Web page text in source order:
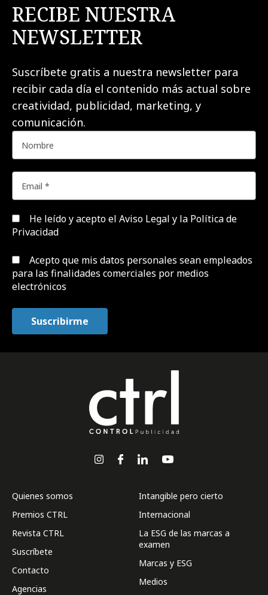
RECIBE NUESTRA
NEWSLETTER
Suscríbete gratis a nuestra newsletter para
recibir cada día el contenido más actual sobre
creatividad, publicidad, marketing, y
comunicación.
He leído y acepto el Aviso Legal y la Política de
Privacidad
Acepto que mis datos personales sean empleados
para las finalidades comerciales por medios
electrónicos
Quienes somos
Premios CTRL
Revista CTRL
Suscríbete
Contacto
Agencias
Intangible pero cierto
Internacional
La ESG de las marcas a
examen
Marcas y ESG
Medios